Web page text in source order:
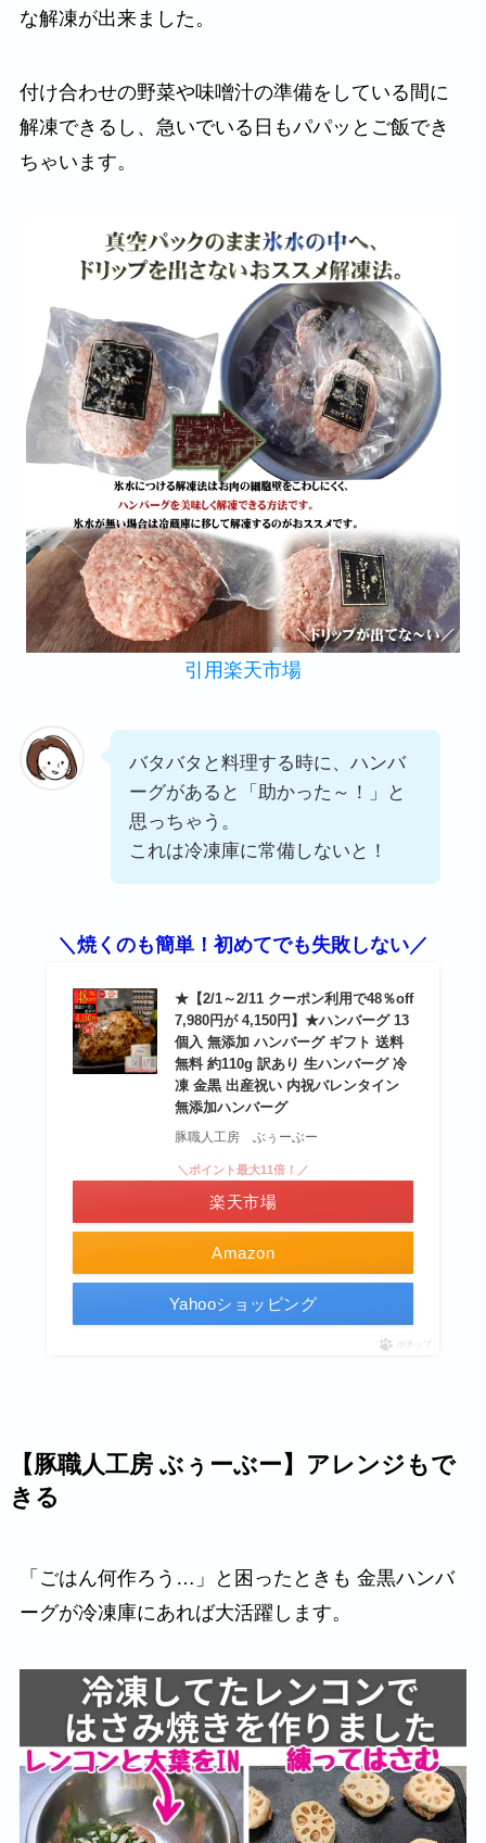
な解凍が出来ました。
付け合わせの野菜や味噌汁の準備をしている間に
解凍できるし、急いでいる日もパパッとご飯でき
ちゃいます。
引用楽天市場
バタバタと料理する時に、ハンバ
ーグがあると「助かった～！」と
思っちゃう。
これは冷凍庫に常備しないと！
＼焼くのも簡単！初めてでも失敗しない／
★【2/1～2/11 クーポン利用で48％off
7,980円が 4,150円】★ハンバーグ 13
個入 無添加 ハンバーグ ギフト 送料
無料 約110g 訳あり 生ハンバーグ 冷
凍 金黒 出産祝い 内祝バレンタイン
無添加ハンバーグ
豚職人工房 ぶぅーぶー
Amazon
＼ポイント最大11倍！／
楽天市場
Yahooショッピング
ポチップ
【豚職人工房 ぶぅーぶー】アレンジもで
きる
「ごはん何作ろう…」と困ったときも 金黒ハンバ
ーグが冷凍庫にあれば大活躍します。